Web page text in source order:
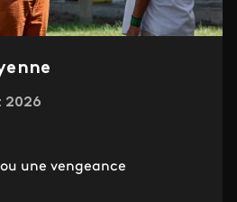
2026
une vengeance